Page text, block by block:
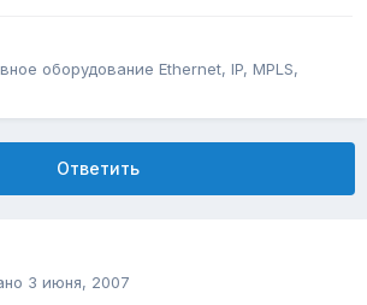
оборудование Ethernet, IP, MPLS,
Ответить
3 июня, 2007